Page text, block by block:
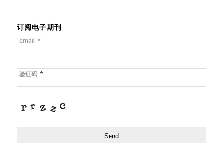
订阅电子期刊
email *
验证码 *
Send